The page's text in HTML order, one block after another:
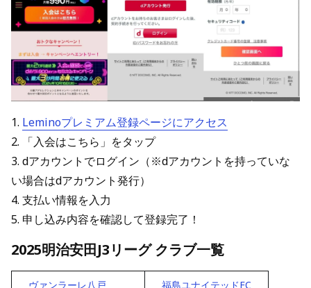
1. Leminoプレミアム登録ページにアクセス
2. 「入会はこちら」をタップ
3. dアカウントでログイン（※dアカウントを持っていな
い場合はdアカウント発行）
4. 支払い情報を入力
5. 申し込み内容を確認して登録完了！
2025明治安田J3リーグ クラブ一覧
ヴァンラーレ八戸 福島ユナイテッドFC